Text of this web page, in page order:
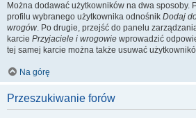
Można dodawać użytkowników na dwa sposoby.
profilu wybranego użytkownika odnośnik Dodaj
wrogów. Po drugie, przejść do panelu
karcie Przyjaciele i wrogowie wprowadzić
tej samej karcie można także usuwać
Na górę
Przeszukiwanie forów